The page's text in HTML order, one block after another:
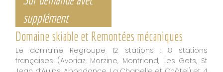
supplément
Domaine skiable et Remontées mécaniques
Le domaine Regroupe 12 stations : 8 stations
françaises (Avoriaz, Morzine, Montriond, Les Gets, St